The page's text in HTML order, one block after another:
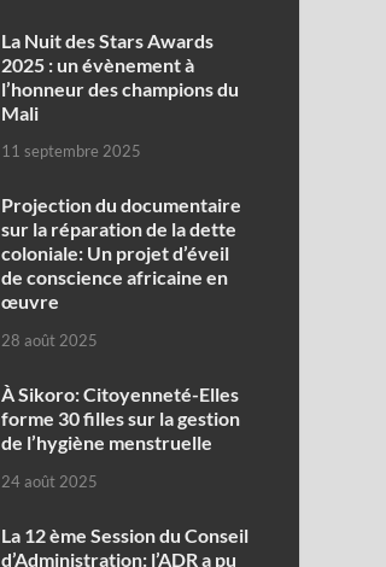
‎La Nuit des Stars Awards
2025 : un évènement à
l’honneur des champions du
Mali
11 septembre 2025
Projection du documentaire
sur la réparation de la dette
coloniale: Un projet d’éveil
de conscience africaine en
œuvre‎
28 août 2025
À Sikoro: Citoyenneté-Elles
forme 30 filles sur la gestion
de l’hygiène menstruelle
24 août 2025
La 12 ème Session du Conseil
d’Administration: l’ADR a pu